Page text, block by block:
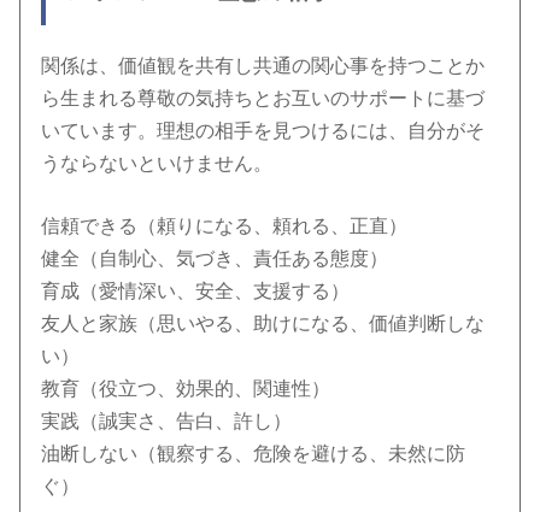
関係は、価値観を共有し共通の関心事を持つことか
ら生まれる尊敬の気持ちとお互いのサポートに基づ
いています。理想の相手を見つけるには、自分がそ
うならないといけません。
信頼できる（頼りになる、頼れる、正直）
健全（自制心、気づき、責任ある態度）
育成（愛情深い、安全、支援する）
友人と家族（思いやる、助けになる、価値判断しな
い）
教育（役立つ、効果的、関連性）
実践（誠実さ、告白、許し）
油断しない（観察する、危険を避ける、未然に防
ぐ）